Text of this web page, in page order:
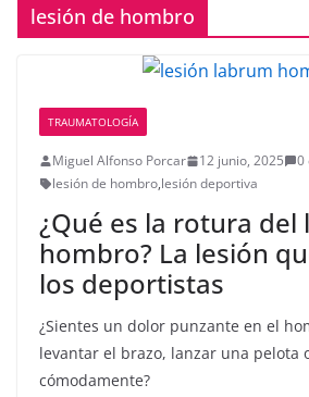
lesión de hombro
TRAUMATOLOGÍA
Miguel Alfonso Porcar 12 junio, 2025
0
lesión de hombro,lesión deportiva
¿Qué es la rotura
hombro? La lesión
los deportistas
¿Sientes un dolor punzante en el
levantar el brazo, lanzar una pelota
cómodamente?